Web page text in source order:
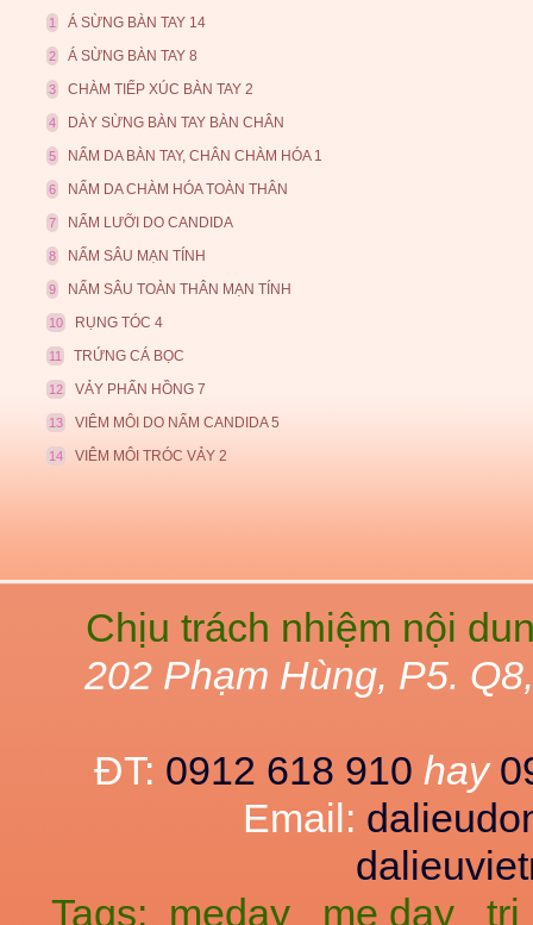
1 Á SỪNG BÀN TAY 14
2 Á SỪNG BÀN TAY 8
3 CHÀM TIẾP XÚC BÀN TAY 2
4 DÀY SỪNG BÀN TAY BÀN CHÂN
5 NẤM DA BÀN TAY, CHÂN CHÀM HÓA 1
6 NẤM DA CHÀM HÓA TOÀN THÂN
7 NẤM LƯỠI DO CANDIDA
8 NẤM SÂU MẠN TÍNH
9 NẤM SÂU TOÀN THÂN MẠN TÍNH
10 RỤNG TÓC 4
11 TRỨNG CÁ BỌC
12 VẢY PHẤN HỒNG 7
13 VIÊM MÔI DO NẤM CANDIDA 5
14 VIÊM MÔI TRÓC VẢY 2
Chịu trách nhiệm nội
202 Phạm Hùng, P5.
ĐT: 0912 618 910 hay
Email:
Tags: meday me day
tri